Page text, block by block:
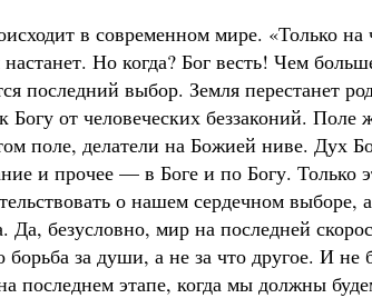
в современном мире. «Только
Но когда? Бог весть! Чем
последний выбор. Земля перестанет
Богу от человеческих беззаконий. Поле
поле, делатели на Божией ниве. Дух
и прочее — в Боге и по Богу. Только
о нашем сердечном выборе,
Да, безусловно, мир на последней
за души, а не за что другое. И не
последнем этапе, когда мы должны